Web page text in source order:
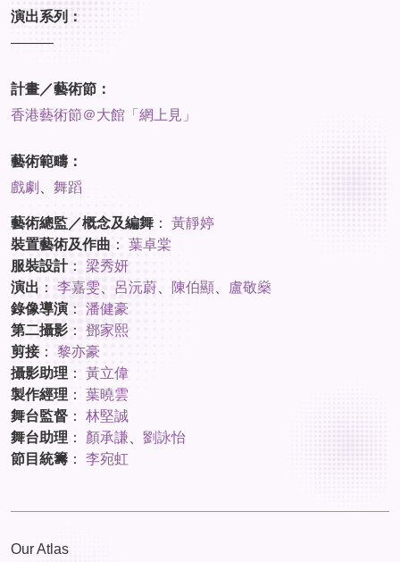
演出系列：
———
計畫／藝術節：
香港藝術節＠大館「網上見」
藝術範疇：
戲劇
舞蹈
藝術總監／概念及編舞 ： 黃靜婷
裝置藝術及作曲 ： 葉卓棠
服裝設計： 梁秀妍
演出 ： 李嘉雯 呂沅蔚 陳伯顯
盧敬燊
錄像導演 ： 潘健豪
第二攝影 ： 鄧家熙
剪接： 黎亦豪
攝影助理 ： 黃立偉
製作經理 ： 葉曉雲
舞台監督 ： 林堅誠
舞台助理 ： 顏承謙
劉詠怡
節目統籌 ： 李宛虹
Our Atlas